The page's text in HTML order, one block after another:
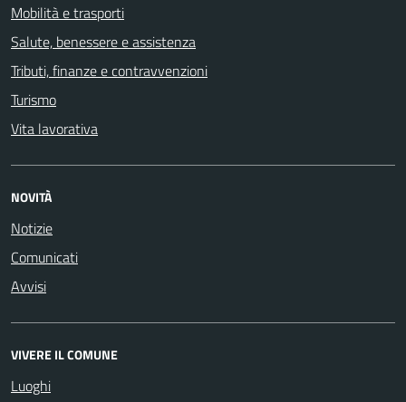
Mobilità e trasporti
Salute, benessere e assistenza
Tributi, finanze e contravvenzioni
Turismo
Vita lavorativa
NOVITÀ
Notizie
Comunicati
Avvisi
VIVERE IL COMUNE
Luoghi